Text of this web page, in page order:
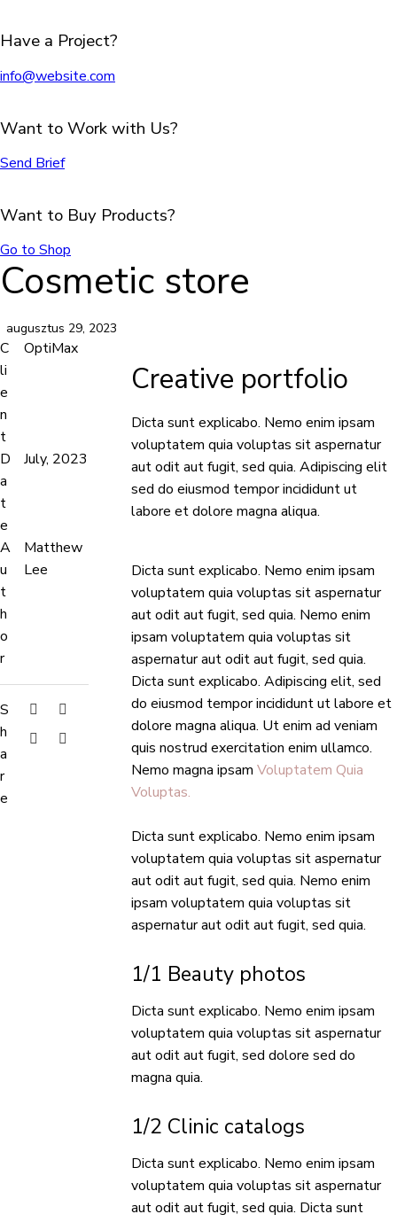
Have a Project?
info@website.com
Want to Work with Us?
Send Brief
Want to Buy Products?
Go to Shop
Cosmetic store
augusztus 29, 2023
C
li
e
n
t
OptiMax
D
a
t
e
July, 2023
A
u
t
h
o
r
Matthew
Lee
S
h
a
r
e
Creative portfolio
Dicta sunt explicabo. Nemo enim ipsam
voluptatem quia voluptas sit aspernatur
aut odit aut fugit, sed quia. Adipiscing elit
sed do eiusmod tempor incididunt ut
labore et dolore magna aliqua.
Dicta sunt explicabo. Nemo enim ipsam
voluptatem quia voluptas sit aspernatur
aut odit aut fugit, sed quia. Nemo enim
ipsam voluptatem quia voluptas sit
aspernatur aut odit aut fugit, sed quia.
Dicta sunt explicabo. Adipiscing elit, sed
do eiusmod tempor incididunt ut labore et
dolore magna aliqua. Ut enim ad veniam
quis nostrud exercitation enim ullamco.
Nemo magna ipsam Voluptatem Quia
Voluptas.
Dicta sunt explicabo. Nemo enim ipsam
voluptatem quia voluptas sit aspernatur
aut odit aut fugit, sed quia. Nemo enim
ipsam voluptatem quia voluptas sit
aspernatur aut odit aut fugit, sed quia.
1/1 Beauty photos
Dicta sunt explicabo. Nemo enim ipsam
voluptatem quia voluptas sit aspernatur
aut odit aut fugit, sed dolore sed do
magna quia.
1/2 Clinic catalogs
Dicta sunt explicabo. Nemo enim ipsam
voluptatem quia voluptas sit aspernatur
aut odit aut fugit, sed quia. Dicta sunt